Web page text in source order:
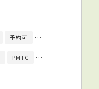
予約可 健康診断対応
PMTC クリーニング